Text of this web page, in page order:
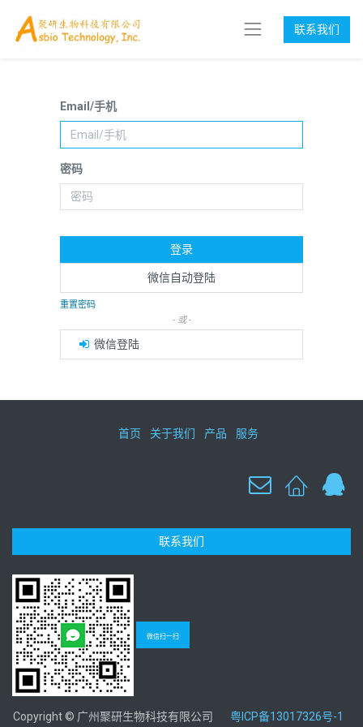
联系我们
Email/手机
密码
登录
微信自动登陆
重置密码
- 或 -
微信登陆
首页 关于我们 产品 服务
联系我们
微信扫一扫
Copyright © 广州聚研生物科技有限公司 粤ICP备13017326号-1